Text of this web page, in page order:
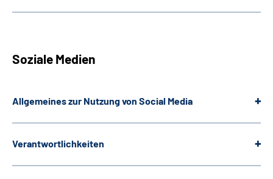
Soziale Medien
Allgemeines zur Nutzung von Social Media
Verantwortlichkeiten